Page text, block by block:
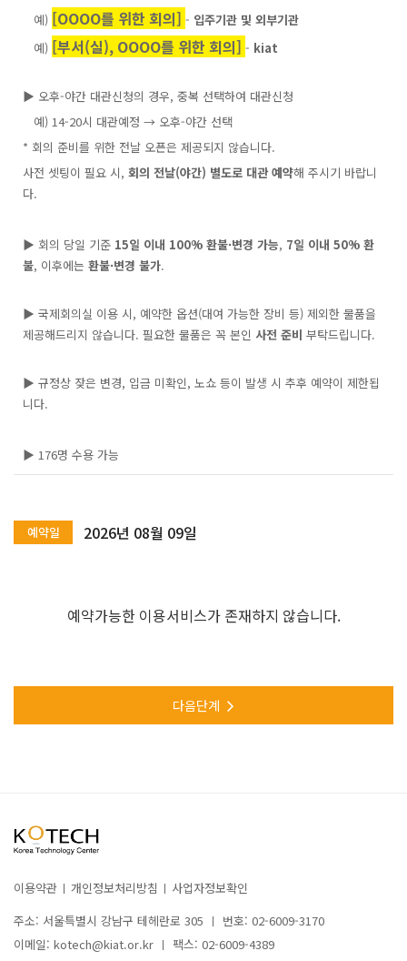
예) [OOOO를 위한 회의] - 입주기관 및 외부기관
예) [부서(실), OOOO를 위한 회의] - kiat
▶ 오후-야간 대관신청의 경우, 중복 선택하여 대관신청
예) 14-20시 대관예정 → 오후-야간 선택
* 회의 준비를 위한 전날 오픈은 제공되지 않습니다.
사전 셋팅이 필요 시, 회의 전날(야간) 별도로 대관 예약해 주시기 바랍니
다.
▶ 회의 당일 기준 15일 이내 100% 환불·변경 가능, 7일 이내 50% 환
불, 이후에는 환불·변경 불가.
▶ 국제회의실 이용 시, 예약한 옵션(대여 가능한 장비 등) 제외한 물품을
제공해드리지 않습니다. 필요한 물품은 꼭 본인 사전 준비 부탁드립니다.
▶ 규정상 잦은 변경, 입금 미확인, 노쇼 등이 발생 시 추후 예약이 제한됩
니다.
▶ 176명 수용 가능
예약일 2026년 08월 09일
예약가능한 이용서비스가 존재하지 않습니다.
다음단계
이용약관 개인정보처리방침
사업자정보확인
주소: 서울특별시 강남구 테헤란로 305
번호: 02-6009-3170
이메일: kotech@kiat.or.kr
팩스: 02-6009-4389